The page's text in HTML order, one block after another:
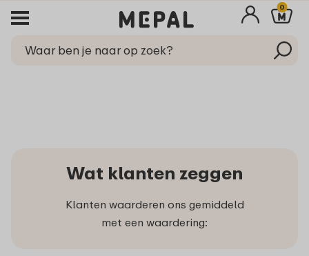
0
Wat klanten zeggen
Klanten waarderen ons gemiddeld
met een waardering: